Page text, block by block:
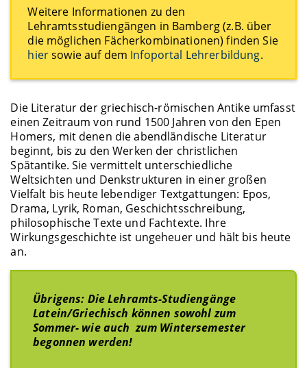
Weitere Informationen zu den
Lehramtsstudiengängen in Bamberg (z.B. über
die möglichen Fächerkombinationen) finden Sie
hiersowie auf dem Infoportal Lehrerbildung.
Die Literatur der griechisch-römischen Antike umfasst
einen Zeitraum von rund 1500 Jahren von den Epen
Homers, mit denen die abendländische Literatur
beginnt, bis zu den Werken der christlichen
Spätantike. Sie vermittelt unterschiedliche
Weltsichten und Denkstrukturen in einer großen
Vielfalt bis heute lebendiger Textgattungen: Epos,
Drama, Lyrik, Roman, Geschichtsschreibung,
philosophische Texte und Fachtexte. Ihre
Wirkungsgeschichte ist ungeheuer und hält bis heute
an.
Übrigens: Die Lehramts-Studiengänge
Latein/Griechisch können sowohl zum
Sommer- wie auch zum Wintersemester
begonnen werden!